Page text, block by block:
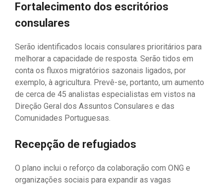
Fortalecimento dos escritórios
consulares
Serão identificados locais consulares prioritários para
melhorar a capacidade de resposta. Serão tidos em
conta os fluxos migratórios sazonais ligados, por
exemplo, à agricultura. Prevê-se, portanto, um aumento
de cerca de 45 analistas especialistas em vistos na
Direção Geral dos Assuntos Consulares e das
Comunidades Portuguesas.
Recepção de refugiados
O plano inclui o reforço da colaboração com ONG e
organizações sociais para expandir as vagas